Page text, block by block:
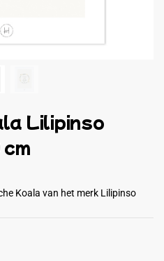
Lilipinso
Koala van het merk Lilipinso